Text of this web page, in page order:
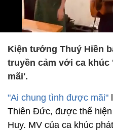
Kiện tướng Thuý Hiền
truyền cảm với ca
mãi'.
"Ai chung tình được mãi"
Thiên Đức, được thể
Huy. MV của ca khúc